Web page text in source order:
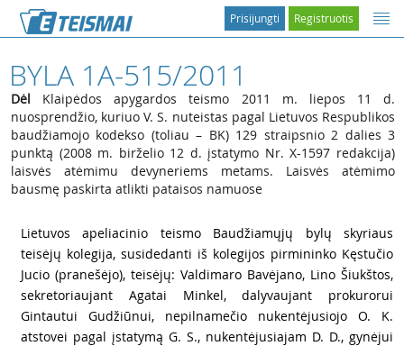
Registruotis
Prisijungti
BYLA 1A-515/2011
Dėl Klaipėdos apygardos teismo 2011 m. liepos 11 d.
nuosprendžio, kuriuo V. S. nuteistas pagal Lietuvos Respublikos
baudžiamojo kodekso (toliau – BK) 129 straipsnio 2 dalies 3
punktą (2008 m. birželio 12 d. įstatymo Nr. X-1597 redakcija)
laisvės atėmimu devyneriems metams. Laisvės atėmimo
bausmę paskirta atlikti pataisos namuose
Lietuvos apeliacinio teismo Baudžiamųjų bylų skyriaus
teisėjų kolegija, susidedanti iš kolegijos pirmininko Kęstučio
Jucio (pranešėjo), teisėjų: Valdimaro Bavėjano, Lino Šiukštos,
sekretoriaujant Agatai Minkel, dalyvaujant prokurorui
Gintautui Gudžiūnui, nepilnamečio nukentėjusiojo O. K.
atstovei pagal įstatymą G. S., nukentėjusiajam D. D., gynėjui